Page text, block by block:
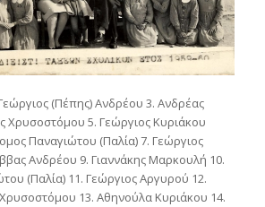
(Πέπης) Ανδρέου 3. Ανδρέας
Χρυσοστόμου 5. Γεώργιος Κυριάκου
Παναγιώτου (Παλία) 7. Γεώργιος
Ανδρέου 9. Γιαννάκης Μαρκουλή 10.
(Παλία) 11. Γεώργιος Αργυρού 12.
13. Αθηνούλα Κυριάκου 14.